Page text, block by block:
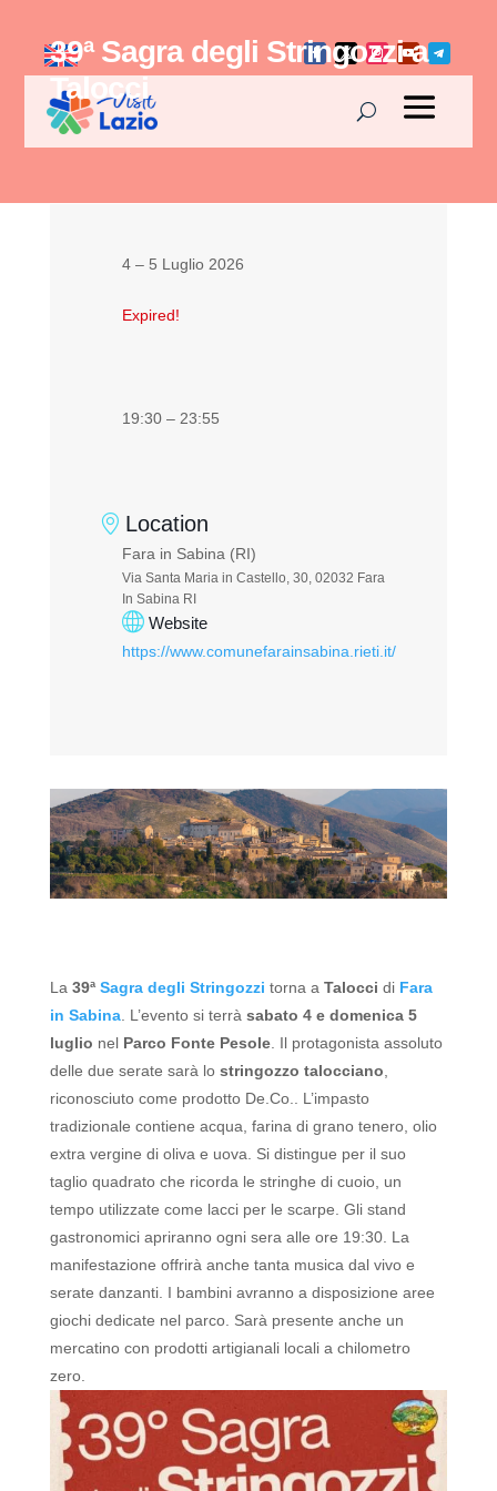
39ª Sagra degli Stringozzi a
Talocci
4 – 5 Luglio 2026
Expired!
19:30 – 23:55
Location
Fara in Sabina (RI)
Via Santa Maria in Castello, 30, 02032 Fara
In Sabina RI
Website
https://www.comunefarainsabina.rieti.it/
La 39ª Sagra degli Stringozzi torna a Talocci di Fara
in Sabina. L’evento si terrà sabato 4 e domenica 5
luglio nel Parco Fonte Pesole. Il protagonista assoluto
delle due serate sarà lo stringozzo talocciano
riconosciuto come prodotto De.Co.. L’impasto
tradizionale contiene acqua, farina di grano tenero, olio
extra vergine di oliva e uova. Si distingue per il suo
taglio quadrato che ricorda le stringhe di cuoio, un
tempo utilizzate come lacci per le scarpe. Gli stand
gastronomici apriranno ogni sera alle ore 19:30. La
manifestazione offrirà anche tanta musica dal vivo e
serate danzanti. I bambini avranno a disposizione aree
giochi dedicate nel parco. Sarà presente anche un
mercatino con prodotti artigianali locali a chilometro
zero.